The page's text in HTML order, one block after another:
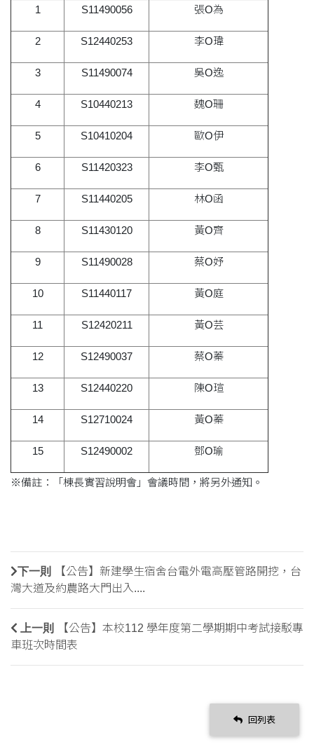
1 S11490056 張O為
2 S12440253 李O瑋
3 S11490074 吳O逸
4 S10440213 魏O珊
5 S10410204 歐O伊
6 S11420323 李O甄
7 S11440205 林O函
8 S11430120 黃O齊
9 S11490028 蔡O妤
10 S11440117 黃O庭
11 S12420211 黃O芸
12 S12490037 蔡O蓁
13 S12440220 陳O瑄
14 S12710024 黃O蓁
15 S12490002 鄧O瑜
※備註：「棟長實習說明會」會議時間，將另外通知。
下一則
【公告】新建學生宿舍台電外電高壓管路開挖，台
灣大道及約農路大門出入....
上一則
【公告】本校112 學年度第二學期期中考試接駁專
車班次時間表
回列表